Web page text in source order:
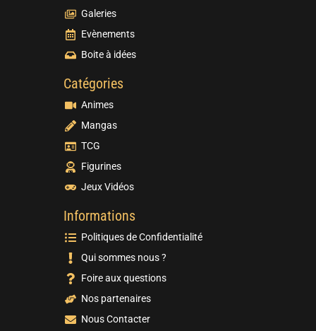
Galeries
Evènements
Boite à idées
Catégories
Animes
Mangas
TCG
Figurines
Jeux Vidéos
Informations
Politiques de Confidentialité
Qui sommes nous ?
Foire aux questions
Nos partenaires
Nous Contacter